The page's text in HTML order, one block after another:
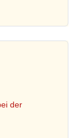
der